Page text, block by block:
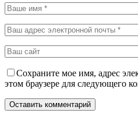
Сохраните мое имя, адрес
этом браузере для следующего